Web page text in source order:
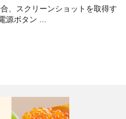
、スクリーンショットを取得す
源ボタン ...